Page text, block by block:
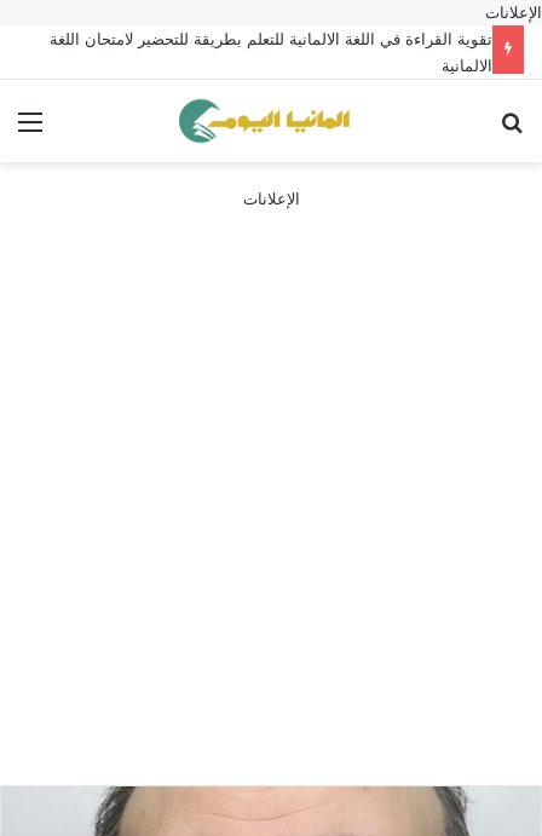
الإعلانات
تقوية القراءة في اللغة الالمانية للتعلم بطريقة للتحضير لامتحان اللغة
الالمانية
الإعلانات